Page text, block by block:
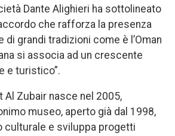
Dante Alighieri ha sottolineato
che rafforza la presenza
di grandi tradizioni come è l’Oman
si associa ad un crescente
e turistico”.
Al Zubair nasce nel 2005,
museo, aperto già dal 1998,
culturale e sviluppa progetti